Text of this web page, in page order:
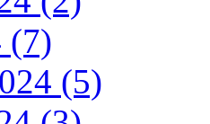
(7)
(5)